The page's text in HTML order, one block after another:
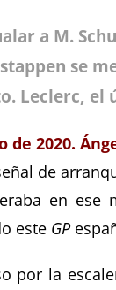
a M.
se
Leclerc, el
2020.
de
en ese
este GP
por la